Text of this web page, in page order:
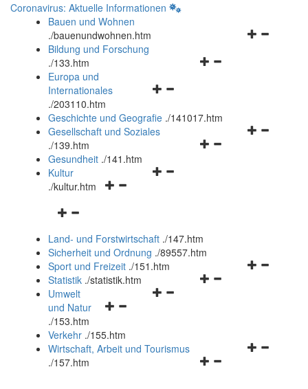
Coronavirus: Aktuelle Informationen
Bauen und Wohnen
./bauenundwohnen.htm
Navigationsmenü
Bildung und Forschung
./133.htm
Navigationsmenü
und
schließen
Europa und
Internationales
./203110.htm
Geschichte und Geografie ./141017.htm
Navigationsmenü
Gesellschaft und Soziales
./139.htm
Navigationsmenü
Gesundheit ./141.htm
Navigationsmenü
Kultur
./kultur.htm
Navigationsmenü
und
schließen
Land- und Forstwirtschaft ./147.htm
Sicherheit und Ordnung ./89557.htm
Navigationsmenü
Sport und Freizeit ./151.htm
Navigationsmenü
Statistik ./statistik.htm
Navigationsmenü
und
schließen
Umwelt
und Natur
./153.htm
Verkehr ./155.htm
Navigationsmenü
Wirtschaft, Arbeit und Tourismus
./157.htm